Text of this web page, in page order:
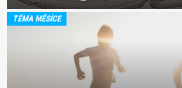
TÉMA MĚSÍCE